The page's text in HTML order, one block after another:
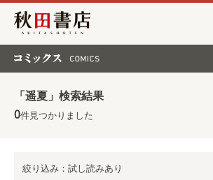
秋田書店
「遥夏」検索結果
0件見つかりました
絞り込み：試し読みあり